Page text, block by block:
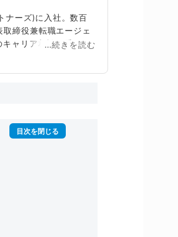
ナーズ)に入社。数百
締役兼転職エージェ
ャリア相談に乗る。
...続きを読む